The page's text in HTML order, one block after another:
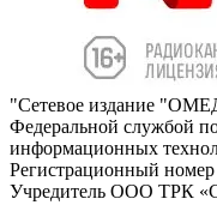
"Сетевое издание
Федеральной службой
информационных
Регистрационный
Учредитель ООО ТРК